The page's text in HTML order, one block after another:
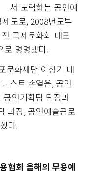
서 노력하는 공연예
도로, 2008년도부
국제문화회 대표
로 명명했다.
문화재단 이창기 대
스트 손열음, 공연
공연기획팀 팀장과
과장, 공연예술공로
다.
협회 올해의 무용예